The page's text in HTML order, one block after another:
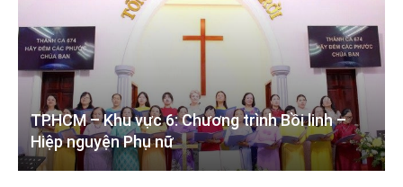
TP.HCM – Khu vực 6: Chương trình Bồi linh –
Hiệp nguyện Phụ nữ